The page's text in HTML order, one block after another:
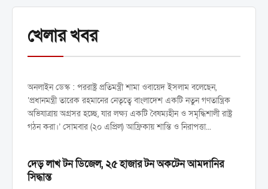
খেলার খবর
গণতান্ত্রিক যাত্রায় অগ্রসর হচ্ছে
পররাষ্ট্রমন্ত্রী
অনলাইন ডেস্ক : পররাষ্ট্র প্রতিমন্ত্রী শামা ওবায়েদ ইসলাম বলেছেন,
‘প্রধানমন্ত্রী তারেক রহমানের নেতৃত্বে বাংলাদেশ একটি নতুন গণতান্ত্রিক
অভিযাত্রায় অগ্রসর হচ্ছে, যার লক্ষ্য একটি বৈষম্যহীন ও সমৃদ্ধিশালী রাষ্ট্র
গঠন করা।’ সোমবার (২০ এপ্রিল) আফ্রিকায় শান্তি ও নিরাপত্তা...
দেড় লাখ টন ডিজেল, ২৫ হাজার টন অকটেন আমদানির
সিদ্ধান্ত